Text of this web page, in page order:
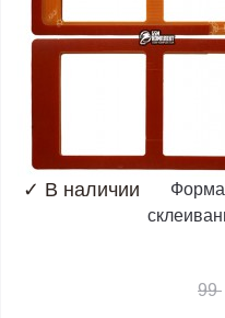
✓ В наличии
99